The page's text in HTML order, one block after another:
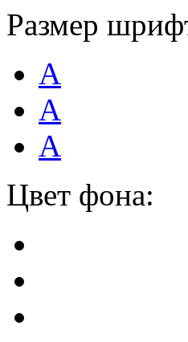
Размер
А
А
А
Цвет фона: